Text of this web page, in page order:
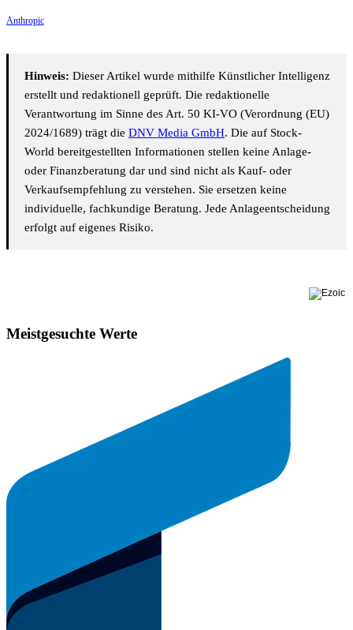
Anthropic
Hinweis: Dieser Artikel wurde mithilfe Künstlicher Intelligenz
erstellt und redaktionell geprüft. Die redaktionelle
Verantwortung im Sinne des Art. 50 KI-VO (Verordnung (EU)
2024/1689) trägt die DNV Media GmbH. Die auf Stock-
World bereitgestellten Informationen stellen keine Anlage-
oder Finanzberatung dar und sind nicht als Kauf- oder
Verkaufsempfehlung zu verstehen. Sie ersetzen keine
individuelle, fachkundige Beratung. Jede Anlageentscheidung
erfolgt auf eigenes Risiko.
Meistgesuchte Werte